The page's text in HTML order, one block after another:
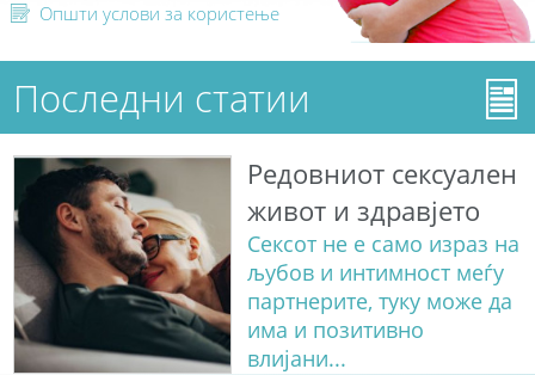
Општи услови за користење
Последни статии
Редовниот сексуален
живот и здравјето
Сексот не е само израз на
љубов и интимност меѓу
партнерите, туку може да
има и позитивно
влијани...